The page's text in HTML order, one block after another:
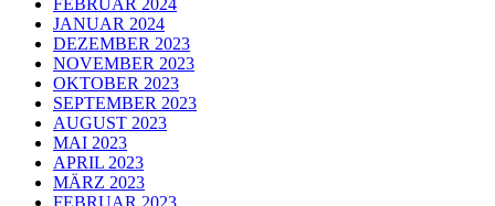
JANUAR 2024
DEZEMBER 2023
NOVEMBER 2023
OKTOBER 2023
SEPTEMBER 2023
AUGUST 2023
MAI 2023
APRIL 2023
MÄRZ 2023
FEBRUAR 2023